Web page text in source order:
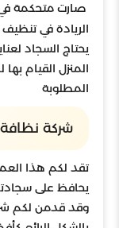
صارت متحكمة
الريادة في
يحتاج السجاد
المنزل القيام
المطلوبة
شركة نظافة
تقد لكم هذا
يحافظ على
وقد قدمن لكم